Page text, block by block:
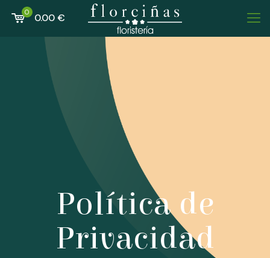
0 0.00 €
Política de
Privacidad